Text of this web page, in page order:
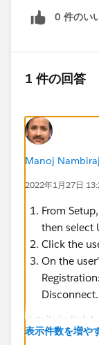
0 件のい
1 件の回答
Manoj
2022年1月27日
From
then select
Click the
On the
Disconnect.
details in link
表示件数を増や